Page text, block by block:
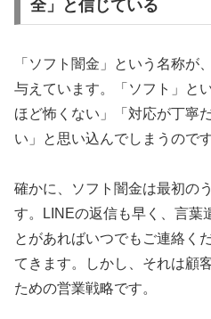
全」と信じている
「ソフト闇金」という名称が
与えています。「ソフト」と
ほど怖くない」「対応が丁寧
い」と思い込んでしまうのです
確かに、ソフト闇金は最初の
す。LINEの返信も早く、言葉
とがあればいつでもご連絡く
てきます。しかし、それは顧
ための営業戦略です。